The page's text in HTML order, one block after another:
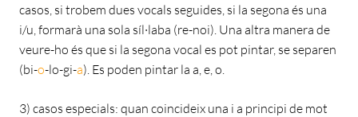
casos, si trobem dues vocals seguides, si la segona és una
i/u, formarà una sola síl·laba (re-noi). Una altra manera de
veure-ho és que si la segona vocal es pot pintar, se separen
(bi-o-lo-gi-a). Es poden pintar la a, e, o.
3) casos especials: quan coincideix una i a principi de mot